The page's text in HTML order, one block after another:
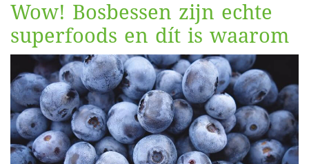
Wow! Bosbessen zijn echte
superfoods en dít is waarom